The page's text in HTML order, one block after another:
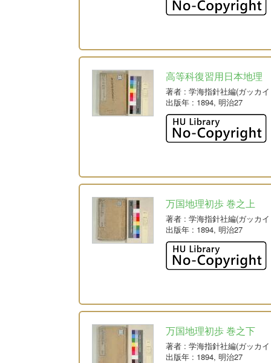
高等科復習用日本地理
著者 : 学海指針社編(ガッカ
出版年 : 1894, 明治27
万国地理初歩 巻之上
著者 : 学海指針社編(ガッカ
出版年 : 1894, 明治27
万国地理初歩 巻之下
著者 : 学海指針社編(ガッカ
出版年 : 1894, 明治27